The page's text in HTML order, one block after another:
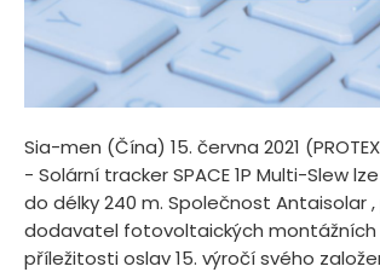
Sia-men (Čína) 15. června 2021
- Solární tracker SPACE 1P Multi-Slew
do délky 240 m. Společnost Antaisolar
dodavatel fotovoltaických montážních
příležitosti oslav 15. výročí svého